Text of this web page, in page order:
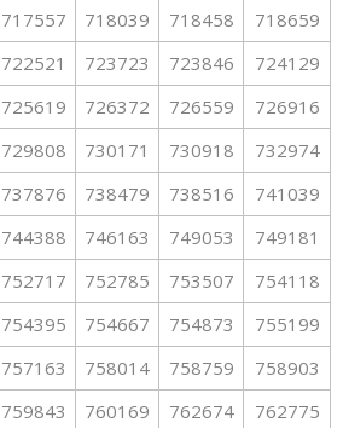
717557 718039 718458
718659
722521 723723 723846
724129
725619 726372 726559
726916
729808 730171 730918
732974
737876 738479 738516
741039
744388 746163 749053
749181
752717 752785 753507
754118
754395 754667 754873
755199
757163 758014 758759
758903
759843 760169 762674 762775